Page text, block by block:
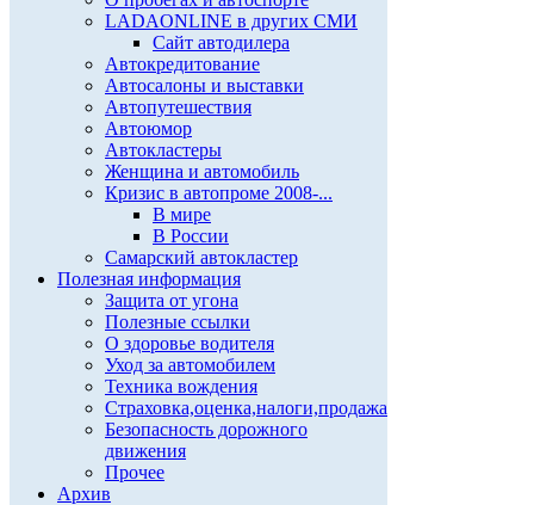
LADAONLINE в других СМИ
Сайт автодилера
Автокредитование
Автосалоны и выставки
Автопутешествия
Автоюмор
Автокластеры
Женщина и автомобиль
Кризис в автопроме 2008-...
В мире
В России
Самарский автокластер
Полезная информация
Защита от угона
Полезные ссылки
О здоровье водителя
Уход за автомобилем
Техника вождения
Страховка,оценка,налоги,продажа
Безопасность дорожного
движения
Прочее
Архив